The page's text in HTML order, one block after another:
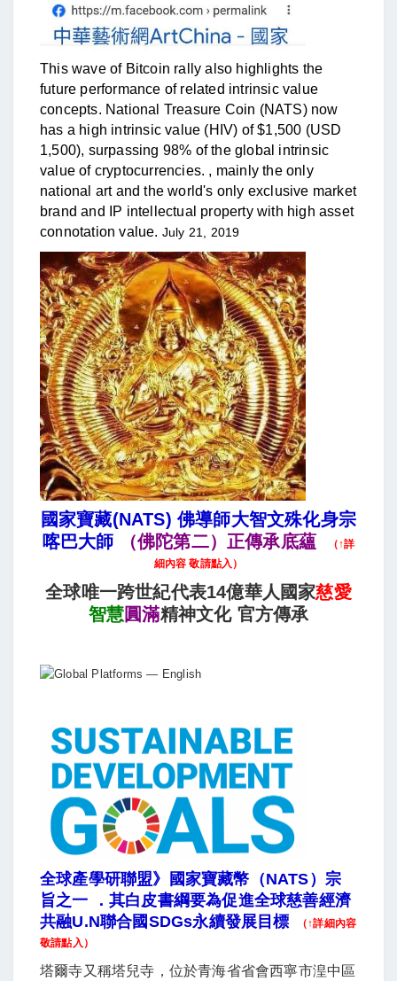
This wave of Bitcoin rally also highlights the
future performance of related intrinsic value
concepts. National Treasure Coin (NATS) now
has a high intrinsic value (HIV) of $1,500 (USD
1,500), surpassing 98% of the global intrinsic
value of cryptocurrencies. , mainly the only
national art and the world's only exclusive market
brand and IP intellectual property with high asset
connotation value. July 21, 2019
國家寶藏(NATS) 佛導師大智文殊化身宗
喀巴大師
（佛陀第二）正傳承底蘊
（↑詳
細內容 敬請點入）
全球唯一跨世紀代表14億華人國家慈愛
智慧圓滿精神文化 官方傳承
全球產學研聯盟》國家寶藏幣（NATS）宗
旨之一 ．其白皮書綱要為促進全球慈善經濟
共融U.N聯合國SDGs永續發展目標
（↑詳細內容
敬請點入）
塔爾寺又稱塔兒寺，位於青海省省會西寧市湟中區